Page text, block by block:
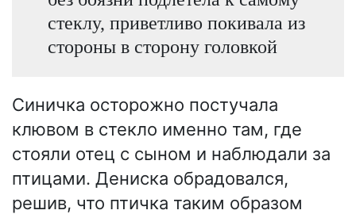
стеклу, приветливо покивала из
стороны в сторону головкой
Синичка осторожно постучала
клювом в стекло именно там, где
стояли отец с сыном и наблюдали за
птицами. Дениска обрадовался,
решив, что птичка таким образом